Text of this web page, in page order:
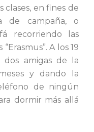
clases, en fines de
de campaña, o
recorriendo
las
A los 19
dos amigas de la
meses y dando la
de ningún
dormir más allá